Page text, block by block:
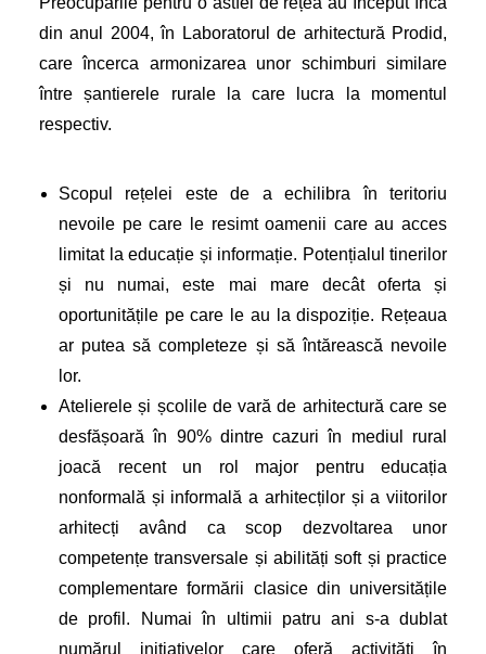
din anul 2004, în Laboratorul de arhitectură Prodid,
care încerca armonizarea unor schimburi similare
între șantierele rurale la care lucra la momentul
respectiv.
Scopul rețelei este de a echilibra în teritoriu
nevoile pe care le resimt oamenii care au acces
limitat la educație și informație. Potențialul tinerilor
și nu numai, este mai mare decât oferta și
oportunitățile pe care le au la dispoziție. Rețeaua
ar putea să completeze și să întărească nevoile
lor.
Atelierele și școlile de vară de arhitectură care se
desfășoară în 90% dintre cazuri în mediul rural
joacă recent un rol major pentru educația
nonformală și informală a arhitecților și a viitorilor
arhitecți având ca scop dezvoltarea unor
competențe transversale și abilități soft și practice
complementare formării clasice din universitățile
de profil. Numai în ultimii patru ani s-a dublat
numărul inițiativelor care oferă activități în